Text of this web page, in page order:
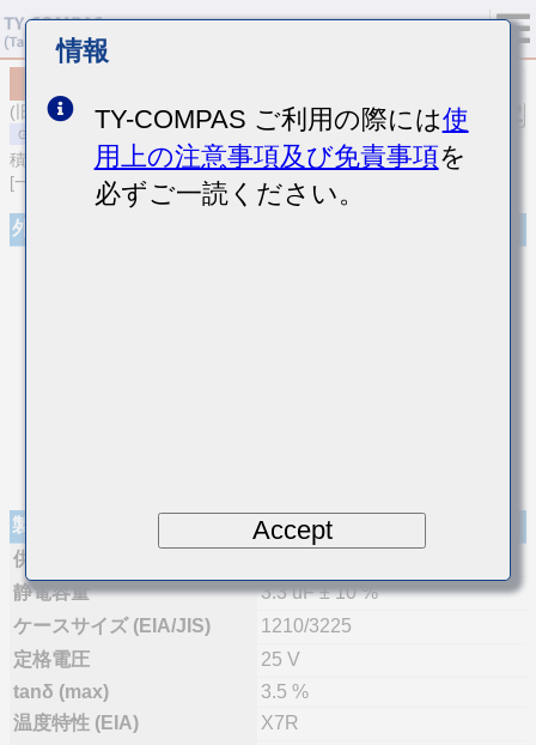
(旧品番 TMK325B7335KN-T)
積層セラミックコンデンサ
[一般用 積層セラミックコンデンサ (高誘電率系)]
外観
製品仕様
供給体制
静電容量
3.3 uF ± 10 %
ケースサイズ (EIA/JIS)
1210/3225
定格電圧
25 V
tanδ (max)
3.5 %
温度特性 (EIA)
X7R
情報
TY-COMPAS ご利用の際には使
用上の注意事項及び免責事項を
必ずご一読ください。
Accept